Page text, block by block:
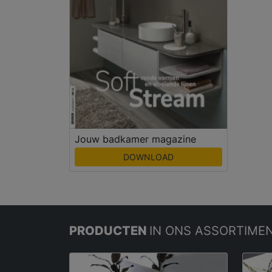
Jouw badkamer magazine
DOWNLOAD
PRODUCTEN IN ONS